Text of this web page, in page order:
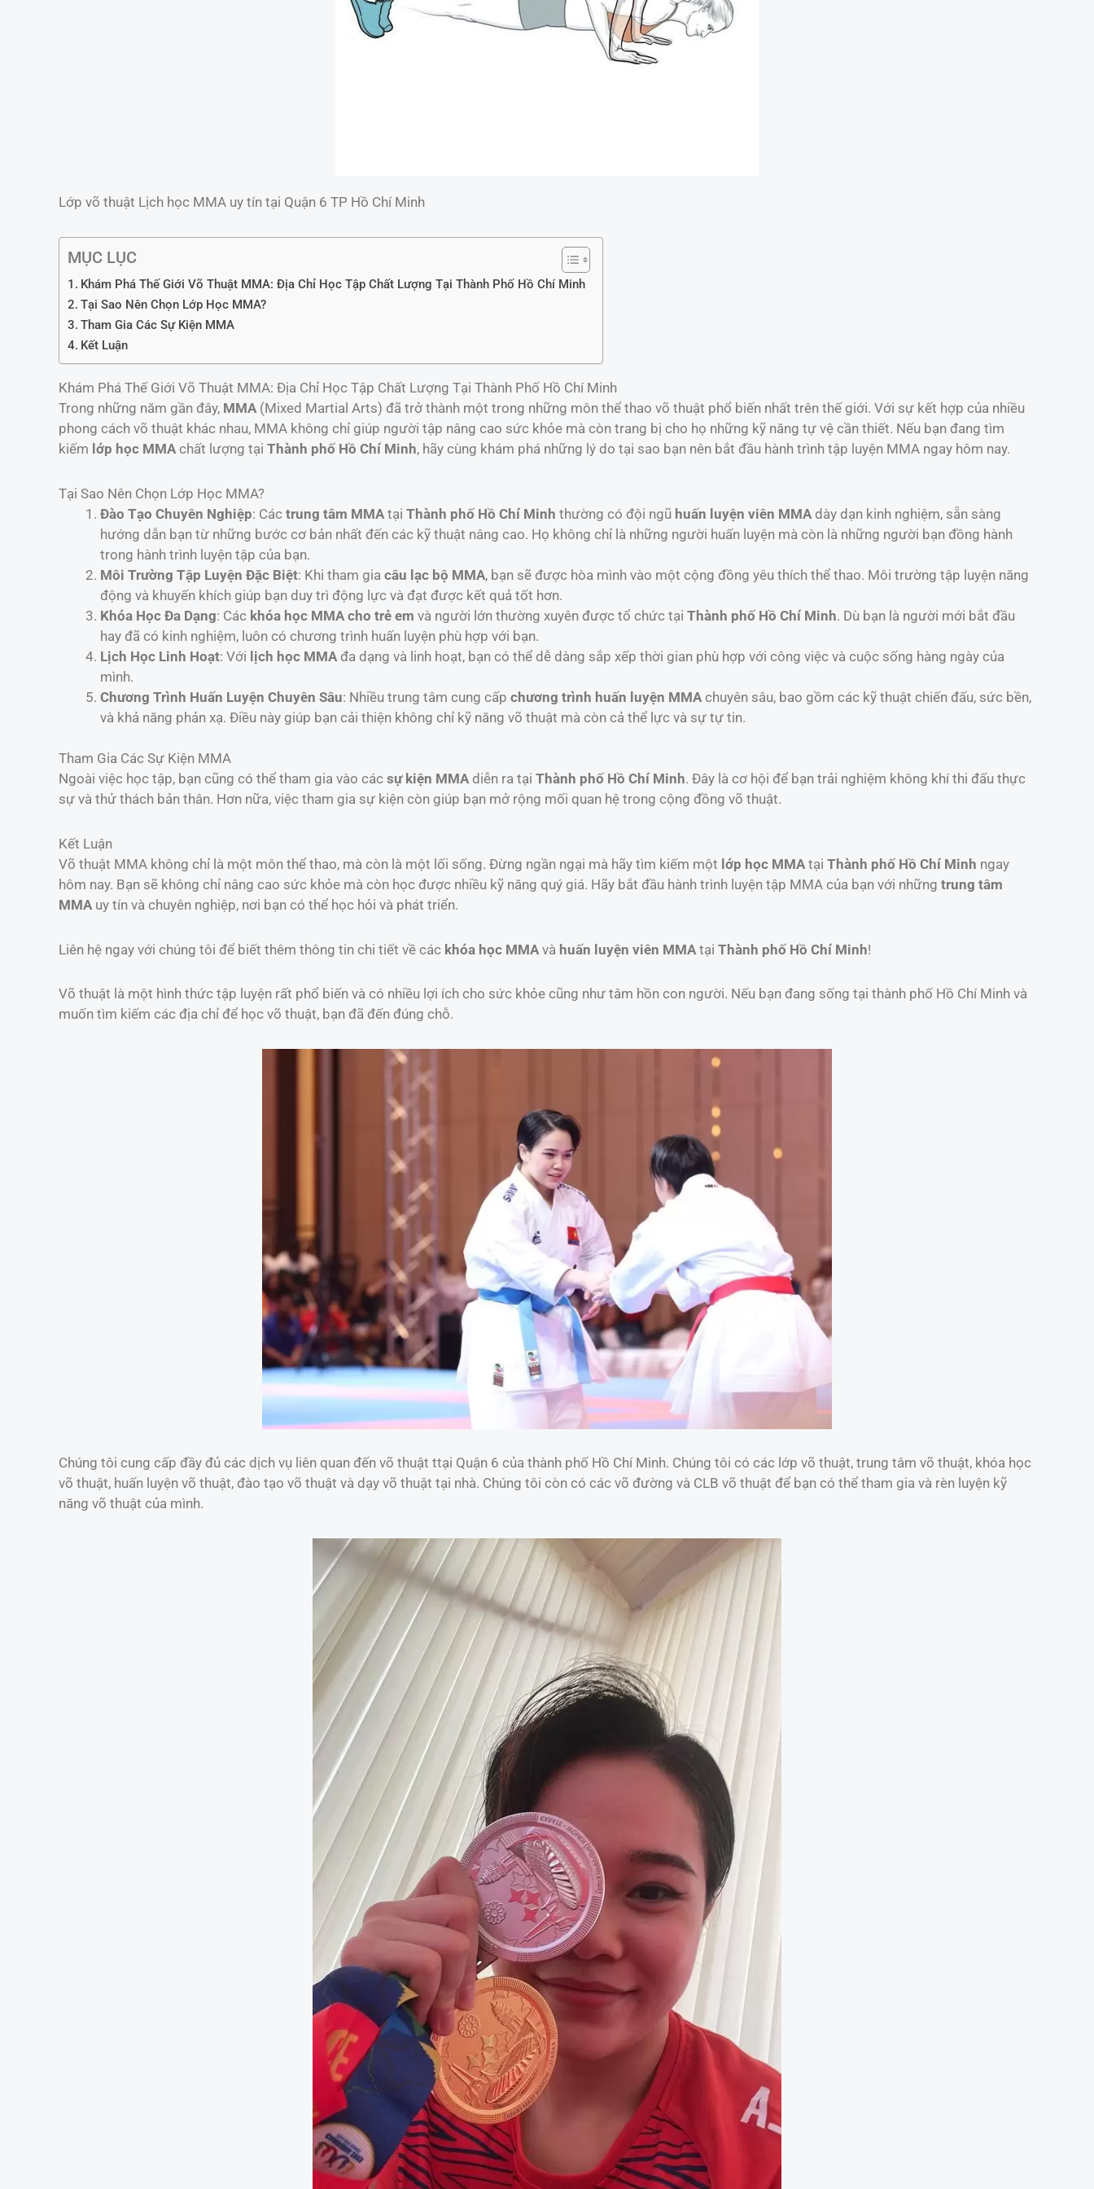
Lớp võ thuật Lịch học MMA uy tín tại Quận 6 TP Hồ Chí Minh
MỤC LỤC
Khám Phá Thế Giới Võ Thuật MMA: Địa Chỉ Học Tập Chất Lượng Tại Thành Phố Hồ Chí Minh
Tại Sao Nên Chọn Lớp Học MMA?
Tham Gia Các Sự Kiện MMA
Kết Luận
Khám Phá Thế Giới Võ Thuật MMA: Địa Chỉ Học Tập Chất Lượng Tại Thành Phố Hồ Chí Minh
Trong những năm gần đây, MMA (Mixed Martial Arts) đã trở thành một trong những môn thể thao võ thuật phổ biến nhất trên thế giới. Với sự kết hợp của nhiều
phong cách võ thuật khác nhau, MMA không chỉ giúp người tập nâng cao sức khỏe mà còn trang bị cho họ những kỹ năng tự vệ cần thiết. Nếu bạn đang tìm
kiếm lớp học MMA chất lượng tại Thành phố Hồ Chí Minh, hãy cùng khám phá những lý do tại sao bạn nên bắt đầu hành trình tập luyện MMA ngay hôm nay.
Tại Sao Nên Chọn Lớp Học MMA?
Đào Tạo Chuyên Nghiệp: Các trung tâm MMA tại Thành phố Hồ Chí Minh thường có đội ngũ huấn luyện viên MMA dày dạn kinh nghiệm, sẵn sàng
hướng dẫn bạn từ những bước cơ bản nhất đến các kỹ thuật nâng cao. Họ không chỉ là những người huấn luyện mà còn là những người bạn đồng hành
trong hành trình luyện tập của bạn.
Môi Trường Tập Luyện Đặc Biệt: Khi tham gia câu lạc bộ MMA, bạn sẽ được hòa mình vào một cộng đồng yêu thích thể thao. Môi trường tập luyện năng
động và khuyến khích giúp bạn duy trì động lực và đạt được kết quả tốt hơn.
Khóa Học Đa Dạng: Các khóa học MMA cho trẻ em và người lớn thường xuyên được tổ chức tại Thành phố Hồ Chí Minh. Dù bạn là người mới bắt đầu
hay đã có kinh nghiệm, luôn có chương trình huấn luyện phù hợp với bạn.
Lịch Học Linh Hoạt: Với lịch học MMA đa dạng và linh hoạt, bạn có thể dễ dàng sắp xếp thời gian phù hợp với công việc và cuộc sống hàng ngày của
mình.
Chương Trình Huấn Luyện Chuyên Sâu: Nhiều trung tâm cung cấp chương trình huấn luyện MMA chuyên sâu, bao gồm các kỹ thuật chiến đấu, sức bền,
và khả năng phản xạ. Điều này giúp bạn cải thiện không chỉ kỹ năng võ thuật mà còn cả thể lực và sự tự tin.
Tham Gia Các Sự Kiện MMA
Ngoài việc học tập, bạn cũng có thể tham gia vào các sự kiện MMAdiễn ra tại Thành phố Hồ Chí Minh. Đây là cơ hội để bạn trải nghiệm không khí thi đấu thực
sự và thử thách bản thân. Hơn nữa, việc tham gia sự kiện còn giúp bạn mở rộng mối quan hệ trong cộng đồng võ thuật.
Kết Luận
Võ thuật MMA không chỉ là một môn thể thao, mà còn là một lối sống. Đừng ngần ngại mà hãy tìm kiếm một lớp học MMA tại Thành phố Hồ Chí Minh ngay
hôm nay. Bạn sẽ không chỉ nâng cao sức khỏe mà còn học được nhiều kỹ năng quý giá. Hãy bắt đầu hành trình luyện tập MMA của bạn với những trung tâm
MMA uy tín và chuyên nghiệp, nơi bạn có thể học hỏi và phát triển.
Liên hệ ngay với chúng tôi để biết thêm thông tin chi tiết về các khóa học MMA và huấn luyện viên MMA tại Thành phố Hồ Chí Minh!
Võ thuật là một hình thức tập luyện rất phổ biến và có nhiều lợi ích cho sức khỏe cũng như tâm hồn con người. Nếu bạn đang sống tại thành phố Hồ Chí Minh và
muốn tìm kiếm các địa chỉ để học võ thuật, bạn đã đến đúng chỗ.
Chúng tôi cung cấp đầy đủ các dịch vụ liên quan đến võ thuật ttại Quận 6 của thành phố Hồ Chí Minh. Chúng tôi có các lớp võ thuật, trung tâm võ thuật, khóa học
võ thuật, huấn luyện võ thuật, đào tạo võ thuật và dạy võ thuật tại nhà. Chúng tôi còn có các võ đường và CLB võ thuật để bạn có thể tham gia và rèn luyện kỹ
năng võ thuật của mình.